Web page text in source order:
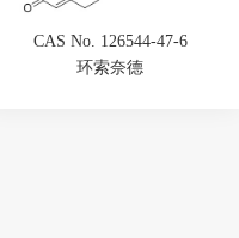
CAS No. 126544-47-6
环索奈德